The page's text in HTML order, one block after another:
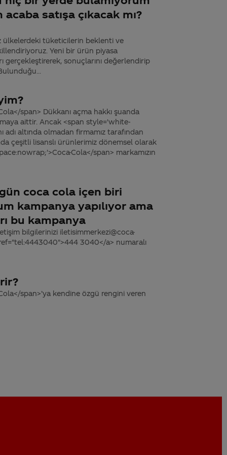
satışa çıkacak mı?
tüketicilerin beklenti ve
Yeni bir ürün piyasa
gerçekleştirerek, sonuçlarını değerlendirip
span> Dükkanı açma hakkı şuanda
aittir. Ancak <span style='white-
altında olmadan firmamız tarafından
çeşitli lisanslı ürünlerimiz dönemsel olarak
Cola</span> markamızın
coca cola içen biri
kampanya yapılıyor ama
bu kampanya
bilgilerinizi iletisimmerkezi@coca-
3040</a> numaralı
span>’ya kendine özgü rengini veren